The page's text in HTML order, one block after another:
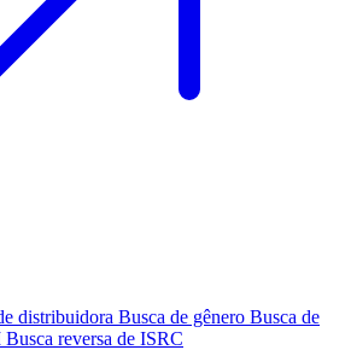
distribuidora Busca de gênero Busca de
Busca reversa de ISRC